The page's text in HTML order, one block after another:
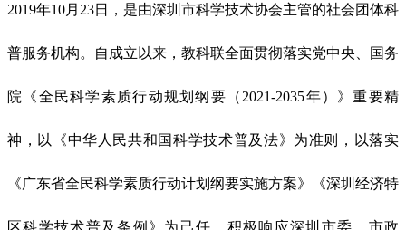
2019年10月23日，是由深圳市科学技术协会主管的社会团体科
普服务机构。自成立以来，教科联全面贯彻落实党中央、国务
院《全民科学素质行动规划纲要（2021-2035年）》重要精
神，以《中华人民共和国科学技术普及法》为准则，以落实
《广东省全民科学素质行动计划纲要实施方案》《深圳经济特
区科学技术普及条例》为己任，积极响应深圳市委、市政